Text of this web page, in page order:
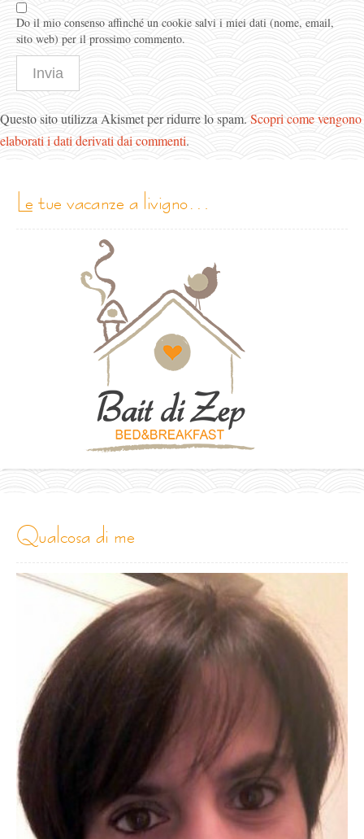
Do il mio consenso affinché un cookie salvi i miei dati (nome, email,
sito web) per il prossimo commento.
Questo sito utilizza Akismet per ridurre lo spam. Scopri come vengono
elaborati i dati derivati dai commenti.
le tue vacanze a livigno…
qualcosa di me